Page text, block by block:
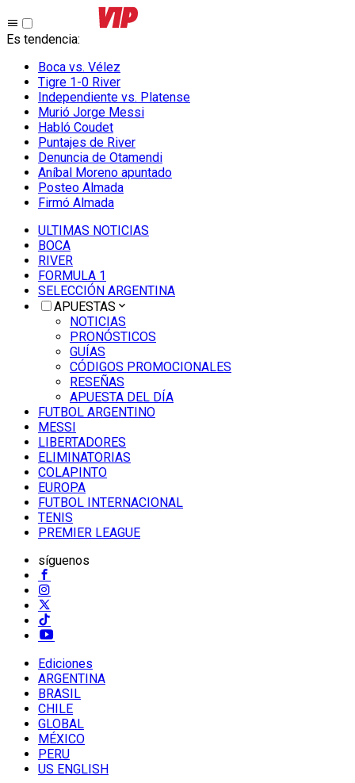
Es tendencia:
Boca vs. Vélez
Tigre 1-0 River
Independiente vs. Platense
Murió Jorge Messi
Habló Coudet
Puntajes de River
Denuncia de Otamendi
Aníbal Moreno apuntado
Posteo Almada
Firmó Almada
ULTIMAS NOTICIAS
BOCA
RIVER
FORMULA 1
SELECCIÓN ARGENTINA
APUESTAS
NOTICIAS
PRONÓSTICOS
GUÍAS
CÓDIGOS PROMOCIONALES
RESEÑAS
APUESTA DEL DÍA
FUTBOL ARGENTINO
MESSI
LIBERTADORES
ELIMINATORIAS
COLAPINTO
EUROPA
FUTBOL INTERNACIONAL
TENIS
PREMIER LEAGUE
síguenos
Ediciones
ARGENTINA
BRASIL
CHILE
GLOBAL
MÉXICO
PERU
US ENGLISH